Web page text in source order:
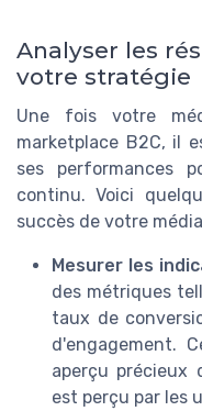
Analyser les
votre stratégie
Une fois votre
marketplace B2C, il
ses performances
continu. Voici
succès de votre
Mesurer les
des métriques
taux de
d'engagement.
aperçu
est perçu par les